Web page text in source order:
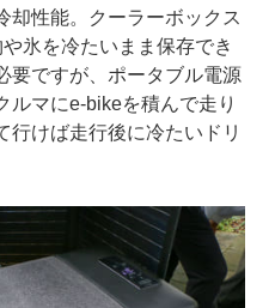
却性能。クーラーボックス
氷を冷たいまま保存でき
要ですが、ポータブル電源
ルマにe-bikeを積んで走り
行けば走行後に冷たいドリ